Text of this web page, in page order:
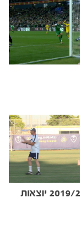
ההכנות ל-2019/20 יוצאות